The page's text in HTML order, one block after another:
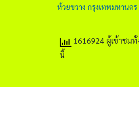
ห้วยขวาง กรุงเทพมหานคร
1616924 ผู้เข้าชม
นี้